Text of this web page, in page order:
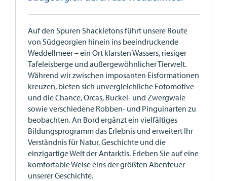
Auf den Spuren Shackletons führt unsere Route
von Südgeorgien hinein ins beeindruckende
Weddellmeer – ein Ort klarsten Wassers, riesiger
Tafeleisberge und außergewöhnlicher Tierwelt.
Während wir zwischen imposanten Eisformationen
kreuzen, bieten sich unvergleichliche Fotomotive
und die Chance, Orcas, Buckel- und Zwergwale
sowie verschiedene Robben- und Pinguinarten zu
beobachten. An Bord ergänzt ein vielfältiges
Bildungsprogramm das Erlebnis und erweitert Ihr
Verständnis für Natur, Geschichte und die
einzigartige Welt der Antarktis. Erleben Sie auf eine
komfortable Weise eins der größten Abenteuer
unserer Geschichte.